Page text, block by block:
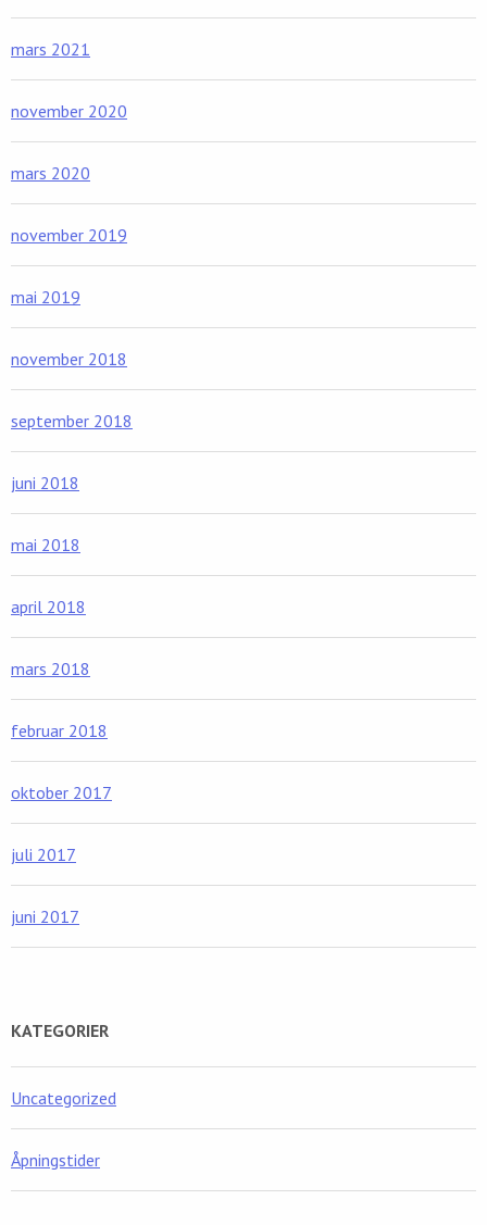
mars 2021
november 2020
mars 2020
november 2019
mai 2019
november 2018
september 2018
juni 2018
mai 2018
april 2018
mars 2018
februar 2018
oktober 2017
juli 2017
juni 2017
KATEGORIER
Uncategorized
Åpningstider